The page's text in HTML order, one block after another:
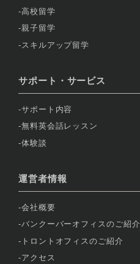
高校留学
親子留学
スキルアップ留学
サポート・サービス
サポート内容
無料英会話レッスン
体験談
運営者情報
会社概要
バンクーバーオフィスのご紹介
トロントオフィスのご紹介
アクセス